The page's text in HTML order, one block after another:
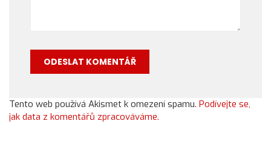
Tento web používá Akismet k omezení spamu. Podívejte se,
jak data z komentářů zpracováváme.